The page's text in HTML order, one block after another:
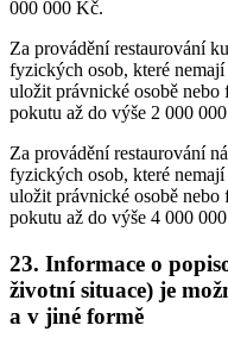
000 000 Kč.
Za provádění restaurování
fyzických osob, které
uložit právnické osobě
pokutu až do výše 2 000
Za provádění restaurování
fyzických osob, které
uložit právnické osobě
pokutu až do výše 4 000
23. Informace o
životní situace) je
a v jiné formě